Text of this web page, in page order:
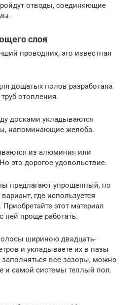
отводы, соединяющие
слоя
проводник, это известная
дощатых полов разработана
отопления.
досками укладываются
напоминающие желоба.
из алюминия или
это дорогое удовольствие.
предлагают упрощенный, но
где используется
этот материал
проще работать.
шириною двадцать-
и укладываете их в пазы
все зазоры, можно
и самой системы теплый пол.